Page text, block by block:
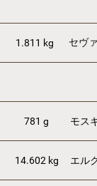
1.811 kg セヴ
781 g モス
14.602 kg エル